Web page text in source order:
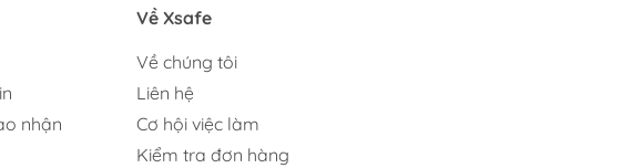
nhận
Về Xsafe
Về chúng tôi
Liên hệ
Cơ hội việc làm
Kiểm tra đơn hàng